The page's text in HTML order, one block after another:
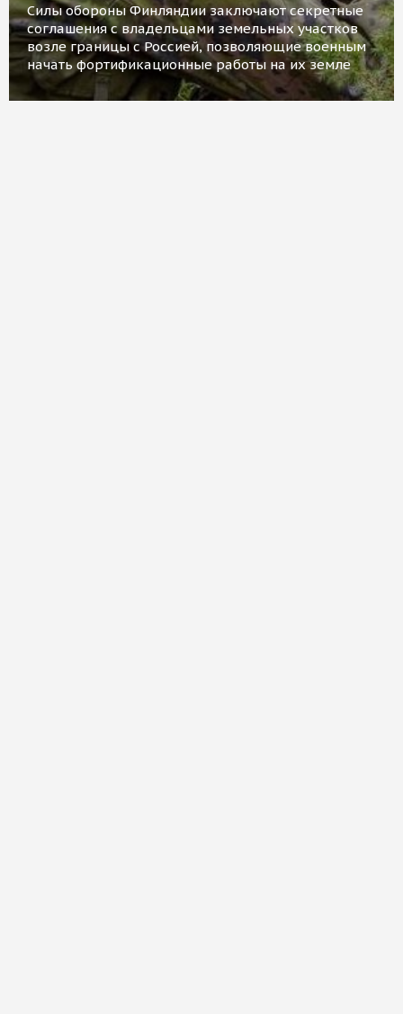
Силы обороны Финляндии заключают секретные
соглашения с владельцами земельных участков
возле границы с Россией, позволяющие военным
начать фортификационные работы на их земле